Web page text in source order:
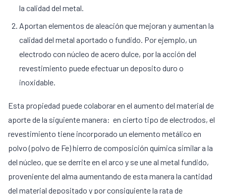
la calidad del metal.
Aportan elementos de aleación que mejoran y aumentan la
calidad del metal aportado o fundido. Por ejemplo, un
electrodo con núcleo de acero dulce, por la acción del
revestimiento puede efectuar un deposito duro o
inoxidable.
Esta propiedad puede colaborar en el aumento del material de
aporte de la siguiente manera: en cierto tipo de electrodos, el
revestimiento tiene incorporado un elemento metálico en
polvo (polvo de Fe) hierro de composición química similar a la
del núcleo, que se derrite en el arco y se une al metal fundido,
proveniente del alma aumentando de esta manera la cantidad
del material depositado y por consiguiente la rata de